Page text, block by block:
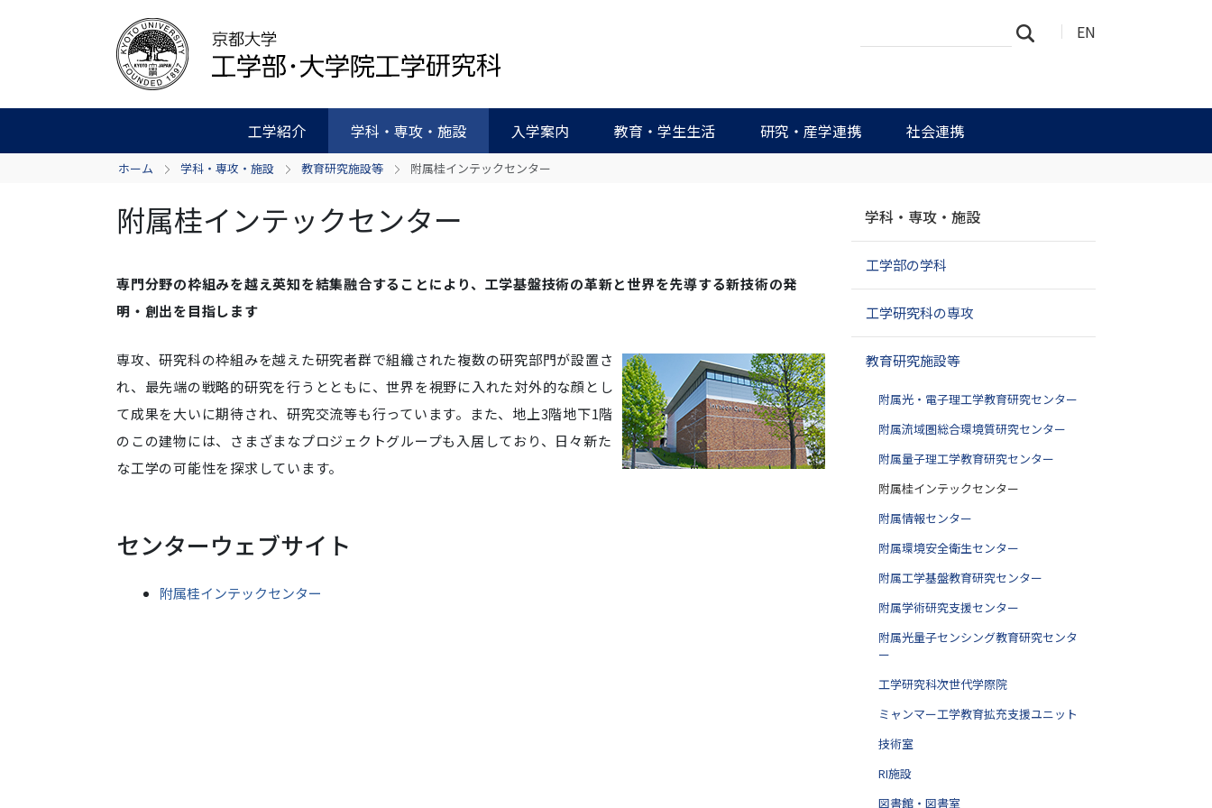
EN
工学紹介 学科・専攻・施設 入学案内 教育・学生生活 研究・産学連携 社会連携
イ
細
ホーム 学科・専攻・施設 教育研究施設等 附属桂インテックセンター
附属桂インテックセンター
専門分野の枠組みを越え英知を結集融合することにより、工学基盤技術の革新と世界を先導する新技術の発
明・創出を目指します
専攻、研究科の枠組みを越えた研究者群で組織された複数の研究部門が設置さ
れ、最先端の戦略的研究を行うとともに、世界を視野に入れた対外的な顔とし
て成果を大いに期待され、研究交流等も行っています。また、地上3階地下1階
のこの建物には、さまざまなプロジェクトグループも入居しており、日々新た
な工学の可能性を探求しています。
センターウェブサイト
附属桂インテックセンター
ビ
ゲ
シ
ン
学科・専攻・施設
工学部の学科
工学研究科の専攻
教育研究施設等
附属光・電子理工学教育研究センター
附属流域圏総合環境質研究センター
附属量子理工学教育研究センター
附属桂インテックセンター
附属情報センター
附属環境安全衛生センター
附属工学基盤教育研究センター
附属学術研究支援センター
附属光量子センシング教育研究センタ
ー
工学研究科次世代学際院
ミャンマー工学教育拡充支援ユニット
技術室
RI施設
図書館・図書室